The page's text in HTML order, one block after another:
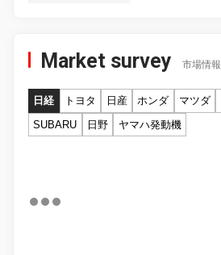
Market survey 市場情報
日経 トヨタ 日産 ホンダ マツダ
SUBARU
日野 ヤマハ発動機